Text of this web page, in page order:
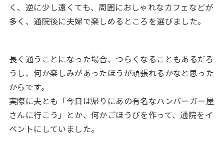
く、逆に少し遠くても、周囲におしゃれなカフェなどが
多く、通院後に夫婦で楽しめるところを選びました。
長く通うことになった場合、つらくなることもあるだろ
うし、何か楽しみがあったほうが頑張れるかなと思った
からです。
実際に夫とも「今日は帰りにあの有名なハンバーガー屋
さんに行こう」とか、何かごほうびを作って、通院をイ
ベントにしていました。